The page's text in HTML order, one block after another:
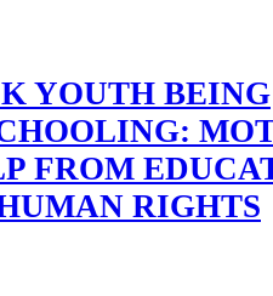
YOUTH BEING
FROM
RIGHTS